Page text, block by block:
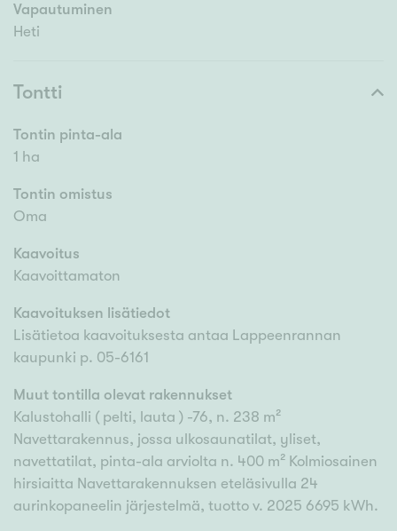
Vapautuminen
Heti
Tontti
Tontin pinta-ala
1 ha
Tontin omistus
Oma
Kaavoitus
Kaavoittamaton
Kaavoituksen lisätiedot
Lisätietoa kaavoituksesta antaa Lappeenrannan
kaupunki p. 05-6161
Muut tontilla olevat rakennukset
Kalustohalli ( pelti, lauta ) -76, n. 238 m²
Navettarakennus, jossa ulkosaunatilat, yliset,
navettatilat, pinta-ala arviolta n. 400 m² Kolmiosainen
hirsiaitta Navettarakennuksen eteläsivulla 24
aurinkopaneelin järjestelmä, tuotto v. 2025 6695 kWh.